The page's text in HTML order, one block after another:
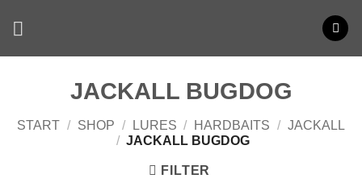
JACKALL BUGDOG
START / SHOP / LURES / HARDBAITS / JACKALL
/ JACKALL BUGDOG
FILTER